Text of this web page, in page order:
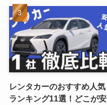
レンタカーのおすすめ人気
ランキング11選！どこが安